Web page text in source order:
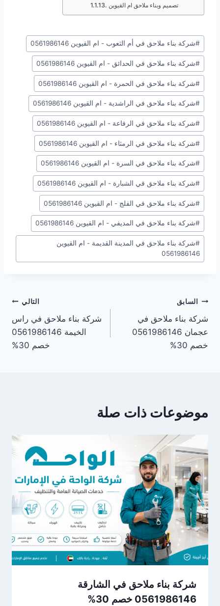
تصميم وبناء ملاحق ام القيوين
وسوم
المقال:
#شركة بناء ملاحق في أم الثعوب - ام القيوين 0561986146
#شركة بناء ملاحق في الحدائق - ام القيوين 0561986146
#شركة بناء ملاحق في الحمرة - ام القيوين 0561986146
#شركة بناء ملاحق في الراشدية - ام القيوين 0561986146
#شركة بناء ملاحق في الرفاعة - ام القيوين 0561986146
#شركة بناء ملاحق في الرمثاء - ام القيوين 0561986146
#شركة بناء ملاحق في السرة - ام القيوين 0561986146
#شركة بناء ملاحق في الشبارة - ام القيوين 0561986146
#شركة بناء ملاحق في الفلج - ام القيوين 0561986146
#شركة بناء ملاحق في المديفي - ام القيوين 0561986146
#شركة بناء ملاحق في المدينة القديمة - ام القيوين
0561986146
تصفّح
المقالات
السابق
شركة بناء ملاحق في
عجمان 0561986146
خصم 30%
التالي
شركة بناء ملاحق في راس
الخيمة 0561986146
خصم 30%
موضوعات ذات صلة
شركة بناء ملاحق في الشارقة
0561986146 خصم 30%